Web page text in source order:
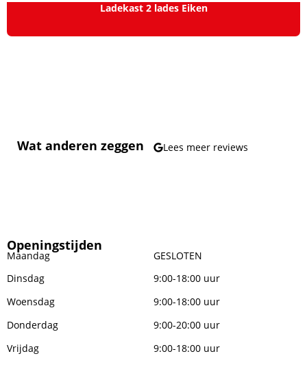
Ladekast 2 lades Eiken
Wat anderen zeggen Lees meer reviews
Openingstijden
Maandag
GESLOTEN
Dinsdag
9:00-18:00 uur
Woensdag
9:00-18:00 uur
Donderdag
9:00-20:00 uur
Vrijdag
9:00-18:00 uur